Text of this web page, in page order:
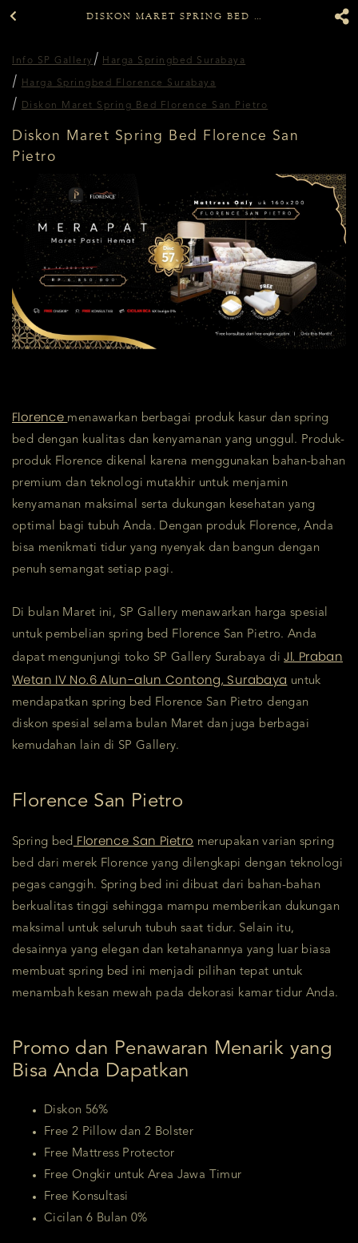
DISKON MARET SPRING BED FLORENCE SAN PIETRO
Info SP Gallery Harga Springbed Surabaya
Harga Springbed Florence Surabaya
Diskon Maret Spring Bed Florence San Pietro
Diskon Maret Spring Bed Florence San
Pietro
Florence menawarkan berbagai produk kasur dan spring
bed dengan kualitas dan kenyamanan yang unggul. Produk-
produk Florence dikenal karena menggunakan bahan-bahan
premium dan teknologi mutakhir untuk menjamin
kenyamanan maksimal serta dukungan kesehatan yang
optimal bagi tubuh Anda. Dengan produk Florence, Anda
bisa menikmati tidur yang nyenyak dan bangun dengan
penuh semangat setiap pagi.
Di bulan Maret ini, SP Gallery menawarkan harga spesial
untuk pembelian spring bed Florence San Pietro. Anda
dapat mengunjungi toko SP Gallery Surabaya diJl. Praban
Wetan IV No.6 Alun-alun Contong, Surabaya untuk
mendapatkan spring bed Florence San Pietro dengan
diskon spesial selama bulan Maret dan juga berbagai
kemudahan lain di SP Gallery.
Florence San Pietro
Spring bed Florence San Pietro merupakan varian spring
bed dari merek Florence yang dilengkapi dengan teknologi
pegas canggih. Spring bed ini dibuat dari bahan-bahan
berkualitas tinggi sehingga mampu memberikan dukungan
maksimal untuk seluruh tubuh saat tidur. Selain itu,
desainnya yang elegan dan ketahanannya yang luar biasa
membuat spring bed ini menjadi pilihan tepat untuk
menambah kesan mewah pada dekorasi kamar tidur Anda.
Promo dan Penawaran Menarik yang
Bisa Anda Dapatkan
Diskon 56%
Free 2 Pillow dan 2 Bolster
Free Mattress Protector
Free Ongkir untuk Area Jawa Timur
Free Konsultasi
Cicilan 6 Bulan 0%